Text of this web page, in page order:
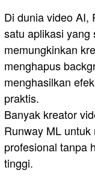
Di dunia video AI,
satu aplikasi yang
memungkinkan
menghapus
menghasilkan
praktis.
Banyak kreator
Runway ML
profesional tanpa
tinggi.